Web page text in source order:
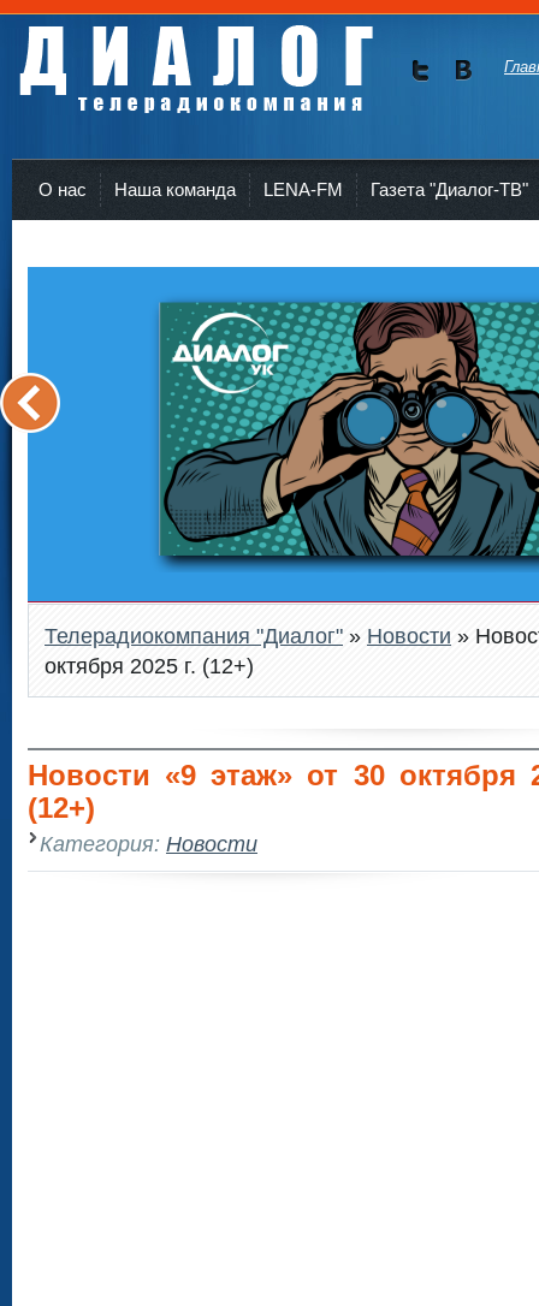
О нас Наша команда LENA-FM Газета "Диалог-ТВ"
Телерадиокомпания "Диалог" » Новости »
октября 2025 г. (12+)
Новости «9 этаж» от 30 октября
(12+)
Категория: Новости